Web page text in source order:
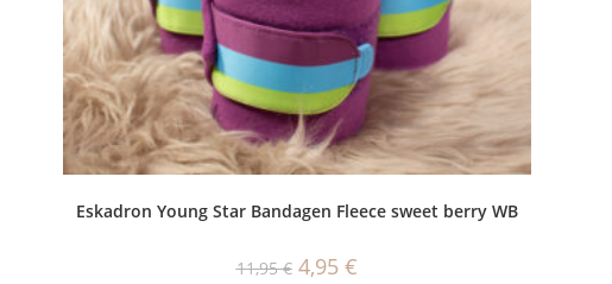
Eskadron Young Star Bandagen Fleece sweet berry WB
11,95€ Ursprünglicher
Preis
4,95 €Aktueller
Preis